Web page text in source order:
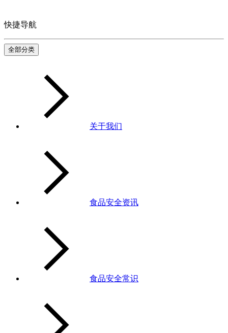
快捷导航
全部分类
关于我们
食品安全资讯
食品安全常识